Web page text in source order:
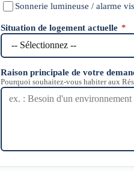
Sonnerie lumineuse / alarme
Situation de logement actuelle *
Raison principale de votre
Pourquoi souhaitez-vous habiter aux